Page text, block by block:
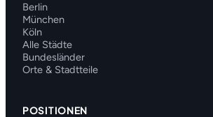
Berlin
München
Köln
Alle Städte
Bundesländer
Orte & Stadtteile
POSITIONEN